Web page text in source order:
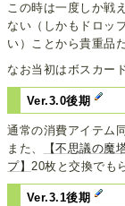
この時は一度しか戦
ない（しかもドロッ
い）ことから貴重品
なお当初はボスカー
Ver.3.0後期
通常の消費アイテム
また、
【不思議の魔
プ】 20枚と交換でも
Ver.3.1後期